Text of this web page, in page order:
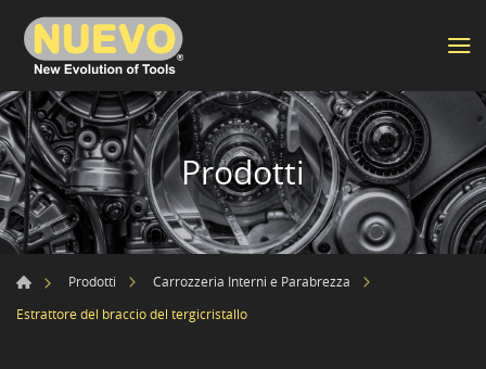
Prodotti
Prodotti
Carrozzeria Interni e Parabrezza
Estrattore del braccio del tergicristallo